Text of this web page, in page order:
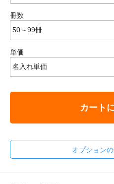
冊数
単価
カート
オプション